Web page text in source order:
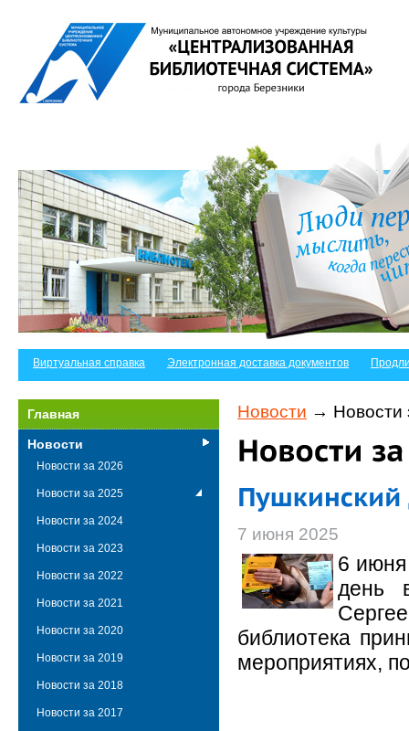
Виртуальная справка Электронная доставка документов
Новости → Новости
7 июня 2025
6
день
библиотека
мероприятиях,
Главная
Новости
Новости за 2026
Новости за 2025
Новости за 2024
Новости за 2023
Новости за 2022
Новости за 2021
Новости за 2020
Новости за 2019
Новости за 2018
Новости за 2017